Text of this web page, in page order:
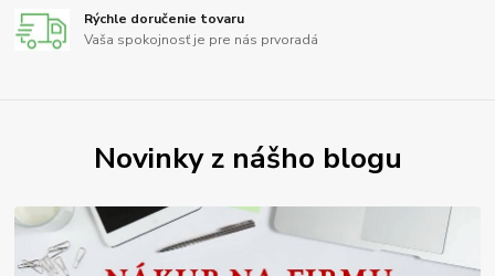
Rýchle doručenie tovaru
Vaša spokojnosť je pre nás prvoradá
Novinky z nášho blogu